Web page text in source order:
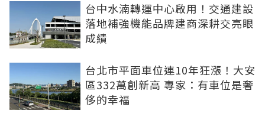
台中水湳轉運中心啟用！交通建設
落地補強機能品牌建商深耕交亮眼
成績
台北市平面車位連10年狂漲！大安
區332萬創新高 專家：有車位是奢
侈的幸福